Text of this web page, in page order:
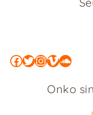
Facebook
Twitter
Instagram
Vimeo
Onko